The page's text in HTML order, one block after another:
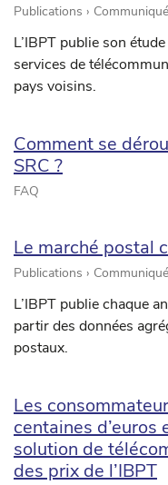
Publications ›
L’IBPT publie son
services de
pays voisins.
Comment se
SRC ?
FAQ
Le marché postal
Publications ›
L’IBPT publie chaque
partir des données
postaux.
Les
centaines d’euros
solution de
des prix de l’IBPT